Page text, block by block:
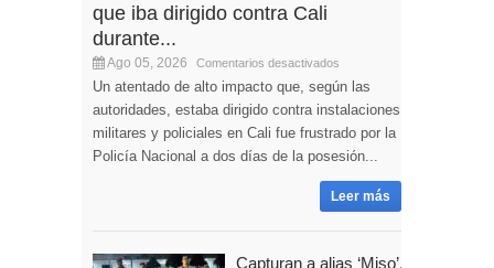
que iba dirigido contra Cali
durante...
Ago 05, 2026 Comentarios desactivados
Un atentado de alto impacto que, según las
autoridades, estaba dirigido contra instalaciones
militares y policiales en Cali fue frustrado por la
Policía Nacional a dos días de la posesión...
Leer más
Capturan a alias ‘Miso’,